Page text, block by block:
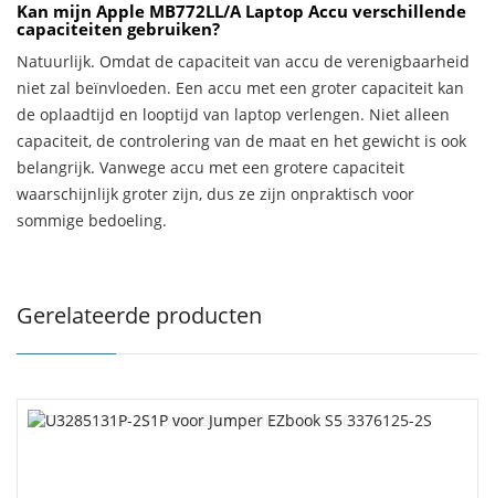
Kan mijn Apple MB772LL/A Laptop Accu verschillende
capaciteiten gebruiken?
Natuurlijk. Omdat de capaciteit van accu de verenigbaarheid
niet zal beïnvloeden. Een accu met een groter capaciteit kan
de oplaadtijd en looptijd van laptop verlengen. Niet alleen
capaciteit, de controlering van de maat en het gewicht is ook
belangrijk. Vanwege accu met een grotere capaciteit
waarschijnlijk groter zijn, dus ze zijn onpraktisch voor
sommige bedoeling.
Gerelateerde producten